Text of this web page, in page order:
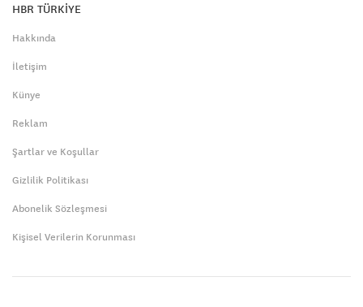
HBR TÜRKİYE
Hakkında
İletişim
Künye
Reklam
Şartlar ve Koşullar
Gizlilik Politikası
Abonelik Sözleşmesi
Kişisel Verilerin Korunması